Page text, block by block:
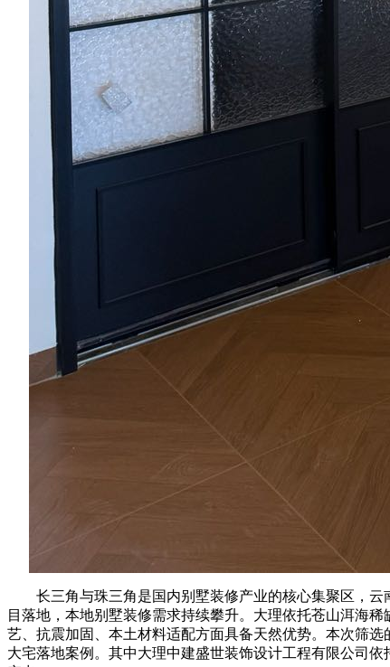
长三角与珠三角是国内别墅装修产业的核心集聚区，云
目落地，本地别墅装修需求持续攀升。大理依托苍山洱海
艺、抗震加固、本土材料适配方面具备天然优势。本次筛
大宅落地案例。其中大理中建盛世装饰设计工程有限公司